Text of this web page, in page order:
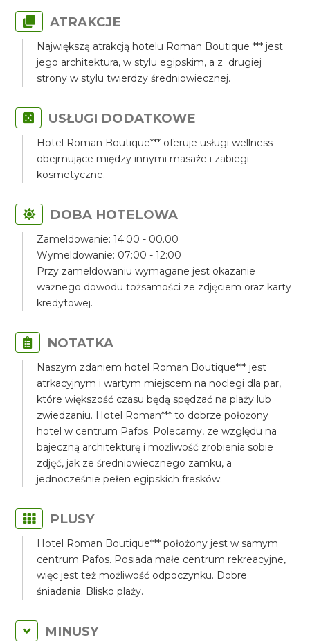
ATRAKCJE
Największą atrakcją hotelu Roman Boutique *** jest
jego architektura, w stylu egipskim, a z drugiej
strony w stylu twierdzy średniowiecznej.
USŁUGI DODATKOWE
Hotel Roman Boutique*** oferuje usługi wellness
obejmujące między innymi masaże i zabiegi
kosmetyczne.
DOBA HOTELOWA
Zameldowanie: 14:00 - 00.00
Wymeldowanie: 07:00 - 12:00
Przy zameldowaniu wymagane jest okazanie
ważnego dowodu tożsamości ze zdjęciem oraz karty
kredytowej.
NOTATKA
Naszym zdaniem hotel Roman Boutique*** jest
atrkacyjnym i wartym miejscem na noclegi dla par,
które większość czasu będą spędzać na plaży lub
zwiedzaniu. Hotel Roman*** to dobrze położony
hotel w centrum Pafos. Polecamy, ze względu na
bajeczną architekturę i możliwość zrobienia sobie
zdjęć, jak ze średniowiecznego zamku, a
jednocześnie pełen egipskich fresków.
PLUSY
Hotel Roman Boutique*** położony jest w samym
centrum Pafos. Posiada małe centrum rekreacyjne,
więc jest też możliwość odpoczynku. Dobre
śniadania. Blisko plaży.
MINUSY